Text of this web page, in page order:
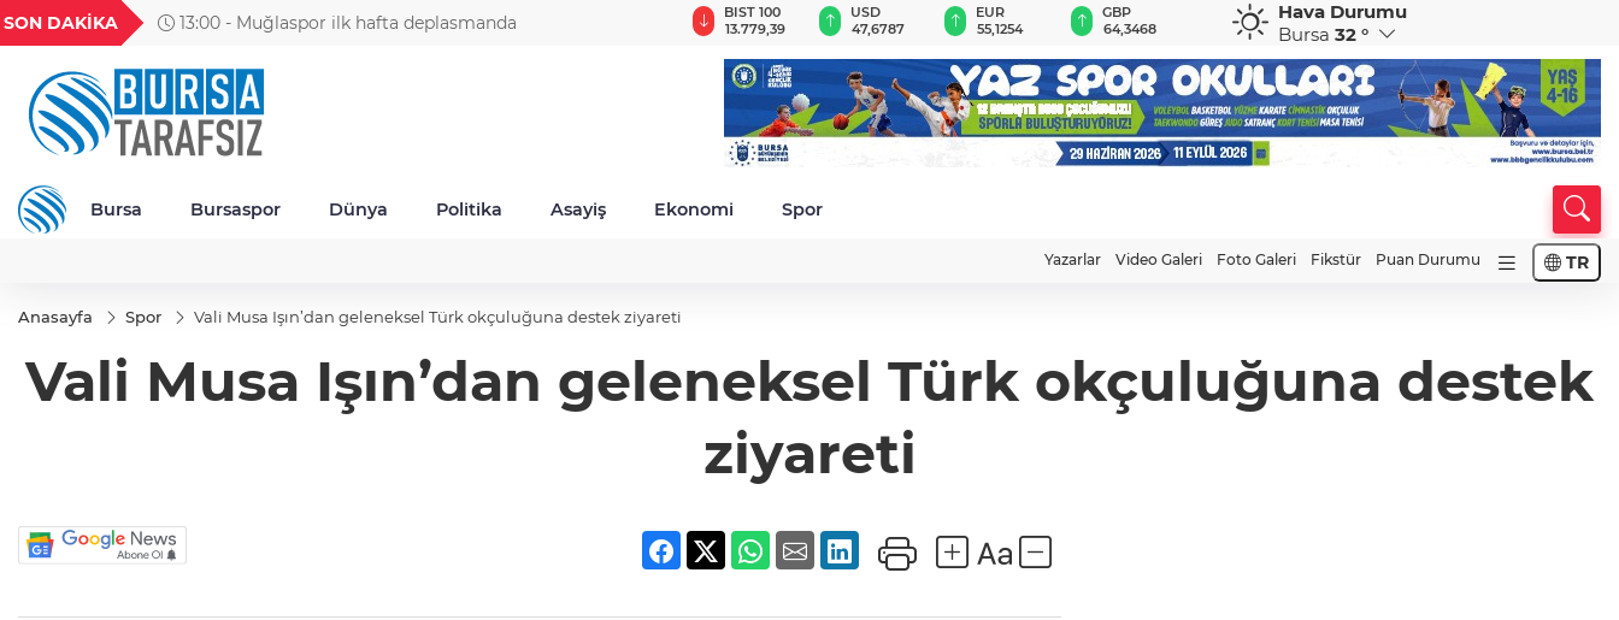
SON DAKİKA 13:00 - Muğlaspor ilk hafta deplasmanda
18,2677
TND
16,3788
BGN
27,9743
0,0018
BIST 100
13.779,39
USD
47,6787
EUR
55,1254
GBP
64,3468
CHF
59,0083
CAD
34,1883
Hava Durumu
Bursa 32 °
Bursa Bursaspor Dünya Politika Asayiş Ekonomi Spor
Yazarlar Video Galeri Foto Galeri Fikstür Puan Durumu TR
Anasayfa Spor Vali Musa Işın’dan geleneksel Türk okçuluğuna destek ziyareti
Vali Musa Işın’dan geleneksel Türk okçuluğuna destek
ziyareti